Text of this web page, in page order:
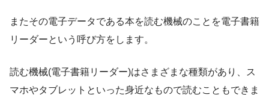
またその電子データである本を読む機械のことを電子書籍
リーダーという呼び方をします。
読む機械(電子書籍リーダー)はさまざまな種類があり、ス
マホやタブレットといった身近なもので読むこともできま